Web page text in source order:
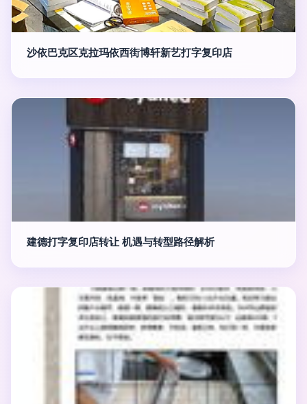
沙依巴克区克拉玛依西街博轩新艺打字复印店
建德打字复印店转让 机遇与转型路径解析